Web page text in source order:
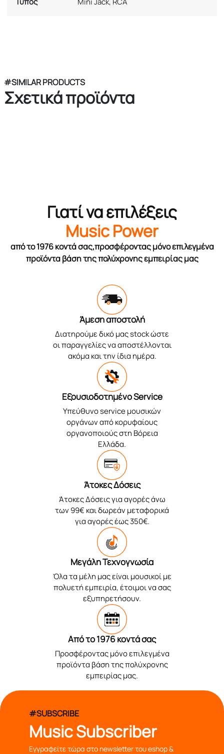
#SIMILAR PRODUCTS
Σχετικά προϊόντα
Γιατί να επιλέξεις
Music Power
από το 1976 κοντά σας,προσφέροντας μόνο επιλεγμένα
προϊόντα βάση της πολύχρονης εμπειρίας μας
Άμεση αποστολή
Διατηρούμε δικό μας stock ώστε
οι παραγγελίες να αποστέλλονται
ακόμα και την ίδια ημέρα.
Εξουσιοδοτημένο Service
Υπεύθυνο service μουσικών
οργάνων από κορυφαίους
οργανοποιούς στη Βόρεια
Ελλάδα.
Άτοκες Δόσεις
Άτοκες Δόσεις για αγορές άνω
των 99€ και δωρεάν μεταφορικά
για αγορές έως 350€.
Μεγάλη Τεχνογνωσία
Όλα τα μέλη μας είναι μουσικοί με
πολυετή εμπειρία, έτοιμοι να σας
εξυπηρετήσουν.
Από το 1976 κοντά σας
Προσφέροντας μόνο επιλεγμένα
προϊόντα βάση της πολύχρονης
εμπειρίας μας.
#SUBSCRIBE
Music Subscriber
Εγγραφείτε τώρα στο newsletter του eshop &